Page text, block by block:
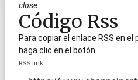
close
Código Rss
Para copiar el enlace RSS en el
haga clic en el botón.
RSS link